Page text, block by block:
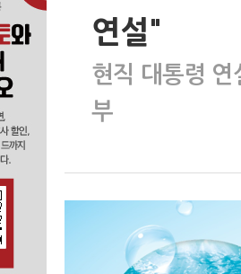
연설"
현직 대통령
부